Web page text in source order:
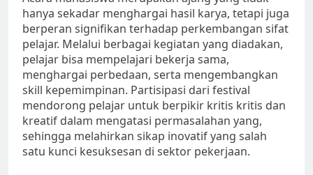
hanya sekadar menghargai hasil karya, tetapi juga
berperan signifikan terhadap perkembangan sifat
pelajar. Melalui berbagai kegiatan yang diadakan,
pelajar bisa mempelajari bekerja sama,
menghargai perbedaan, serta mengembangkan
skill kepemimpinan. Partisipasi dari festival
mendorong pelajar untuk berpikir kritis kritis dan
kreatif dalam mengatasi permasalahan yang,
sehingga melahirkan sikap inovatif yang salah
satu kunci kesuksesan di sektor pekerjaan.